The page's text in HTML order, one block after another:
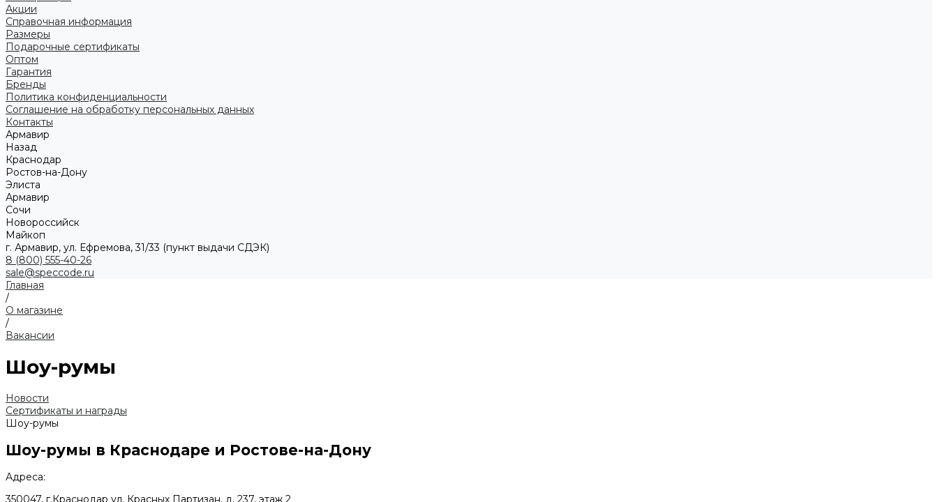
Акции
Справочная информация
Размеры
Подарочные сертификаты
Оптом
Гарантия
Бренды
Политика конфиденциальности
Соглашение на обработку персональных данных
Контакты
Армавир
Назад
Краснодар
Ростов-на-Дону
Элиста
Армавир
Сочи
Новороссийск
Майкоп
г. Армавир, ул. Ефремова, 31/33 (пункт выдачи СДЭК)
8 (800) 555-40-26
sale@speccode.ru
Главная
/
О магазине
/
Вакансии
Шоу-румы
Новости
Сертификаты и награды
Шоу-румы
Шоу-румы в Краснодаре и Ростове-на-Дону
Адреса:
350047, г.Краснодар ул. Красных Партизан, д. 237, этаж 2